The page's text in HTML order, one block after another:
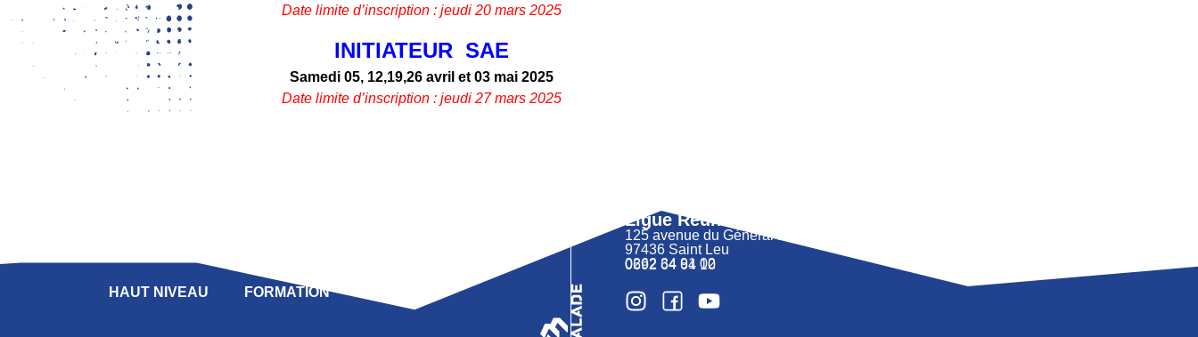
Date limite d’inscription : jeudi 20 mars 2025
INITIATEUR SAE
Samedi 05, 12,19,26 avril et 03 mai 2025
Date limite d’inscription : jeudi 27 mars 2025
HAUT NIVEAU FORMATION
Ligue Réunion FFME
125 avenue du Général LAMBERT
97436 Saint Leu
0262 34 91 02
0692 64 64 10